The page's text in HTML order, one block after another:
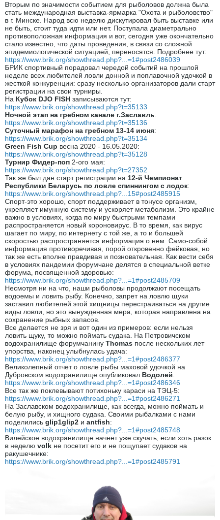
Вторым по значимости событием для рыболовов должна была
стать международная выставка-ярмарка "Охота и рыболовство"
в г. Минске. Народ всю неделю дискутировал быть выставке или
не быть, стоит туда идти или нет. Поступала диаметрально
противоположная информация и вот, сегодня уже окончательно
стало известно, что даты проведения, в связи со сложной
эпидемиологической ситуацией, переносятся. Подробнее тут:
https://www.brik.org/showthread.php?...=1#post2486039
БРИК спортивный порадовал чередой событий на прошлой
неделе всех любителей ловли донной и поплавочной удочкой в
жесткой конкуренции: сразу несколько организаторов дали старт
регистрации на свои турниры.
На Кубок DJO FISH записываются тут:
https://www.brik.org/showthread.php?t=35133
Ночной этап на гребном канале г.Заславль:
https://www.brik.org/showthread.php?t=35136
Суточный марафон на гребном 13-14 июня:
https://www.brik.org/showthread.php?t=35134
Green Fish Cup весна 2020 - 16.05.2020:
https://www.brik.org/showthread.php?t=35128
Турнир Фидер-поп 2-ого мая:
https://www.brik.org/showthread.php?t=27352
Так же был дан старт регистрации на 12-й Чемпионат
Республики Беларусь по ловле спиннингом с лодок:
https://www.brik.org/showthread.php?...15#post2485915
Спорт-это хорошо, спорт поддерживает в тонусе организм,
укрепляет имунную систему и ускоряет метаболизм. Это крайне
важно в условиях, когда по миру быстрыми темпами
распространяется новый короновирус. В то время, как вирус
шагает по миру, по интернету с той же, а то и большей
скоростью распространяется информация о нем. Само-собой
информация противоречивая, порой откровенно фейковая, но
так же есть вполне правдивая и позновательная. Как вести себя
в условиях пандемии форумчане делятся в специальной ветке
форума, посвященной здоровью:
https://www.brik.org/showthread.php?...=1#post2485709
Несмотря ни на что, наши рыболовы продолжают посещать
водоемы и ловить рыбу. Конечно, запрет на ловлю щуки
заставил любителей этой хищницы перестраиваться на другие
виды ловли, но это вынужденная мера, которая направлена на
сохранение рыбных запасов.
Все делается не зря и вот один из примеров: если нельзя
ловить щуку, то можно поймать судака. На Петровичском
водохранилище форумчанину Thomas после нескольких лет
упорства, наконец улыбнулась удача:
https://www.brik.org/showthread.php?...=1#post2486377
Великолепный отчет о ловле рыбы маховой удочкой на
Дубровском водохранилище опубликовал Водолей:
https://www.brik.org/showthread.php?...=1#post2486346
Все так же поклевывают потихоньку караси на ТЭЦ-5:
https://www.brik.org/showthread.php?...=1#post2486271
На Заславском водохранилище, как всегда, можно поймать и
белую рыбу, и хищного судака. Своими рыбалками с нами
поделились glip1glip2 и antfish:
https://www.brik.org/showthread.php?...=1#post2485748
Вилейское водохранилище начнет уже скучать, если хоть разок
в неделю volk не посетит его и не пощупает судаков на
ракушечнике:
https://www.brik.org/showthread.php?...=1#post2485791